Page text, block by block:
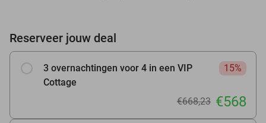
Reserveer jouw deal
3 overnachtingen voor 4 in een VIP
Cottage
15%
€668,23 €568